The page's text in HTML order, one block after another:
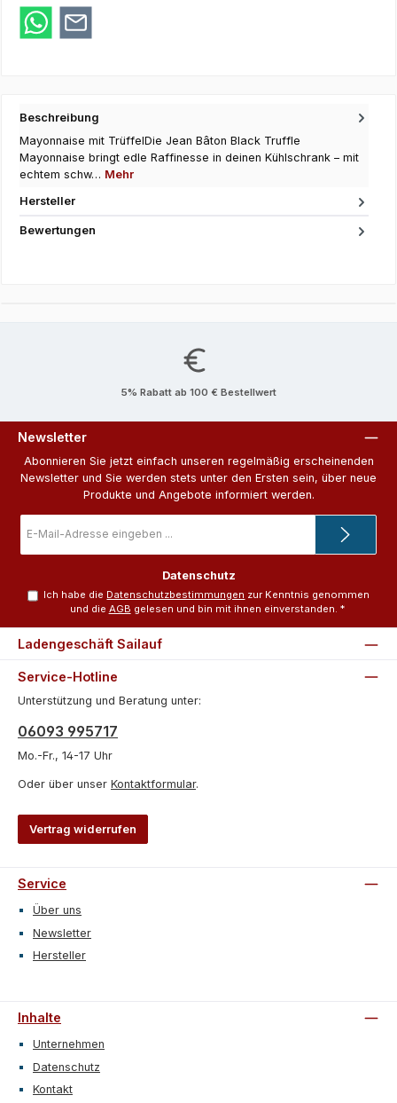
Beschreibung
Mayonnaise mit TrüffelDie Jean Bâton Black Truffle
Mayonnaise bringt edle Raffinesse in deinen Kühlschrank – mit
echtem schw… Mehr
Hersteller
Bewertungen
5% Rabatt ab 100 € Bestellwert
Newsletter
Abonnieren Sie jetzt einfach unseren regelmäßig erscheinenden
Newsletter und Sie werden stets unter den Ersten sein, über neue
Produkte und Angebote informiert werden.
Mail-
Datenschutz
Ich habe die Datenschutzbestimmungen zur Kenntnis genommen
und die AGB gelesen und bin mit ihnen einverstanden. *
Service-Hotline
Unterstützung und Beratung unter:
06093 995717
Mo.-Fr., 14-17 Uhr
Oder über unser Kontaktformular.
Vertrag widerrufen
Ladengeschäft Sailauf
Service
Über uns
Newsletter
Hersteller
Inhalte
Unternehmen
Datenschutz
Kontakt